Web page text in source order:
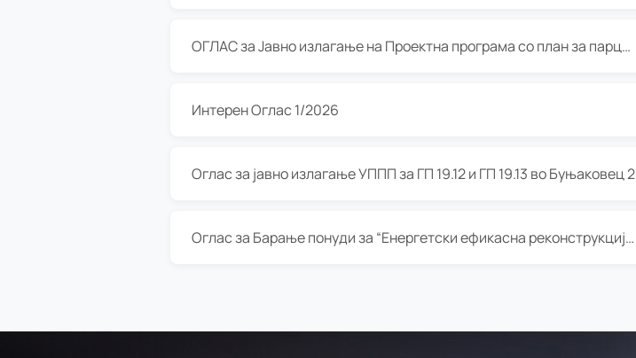
ОГЛАС за Јавно излагање на Проектна програма со план за парцелација за Урбанистички проект со план за парцелација за спојување на ГП 20.12 и ГП 20.37 од Изменување и дополнување на Детален урбанистички план Буњаковец 2, Општина Центар – Скопје
Интерен Оглас 1/2026
Оглас за јавно излагање УППП за ГП 19.12 и ГП 19.13 во Буњаковец 2
Оглас за Барање понуди за “Енергетски ефикасна реконструкција на објектот ООУ „Св. Кирил и Методиј"